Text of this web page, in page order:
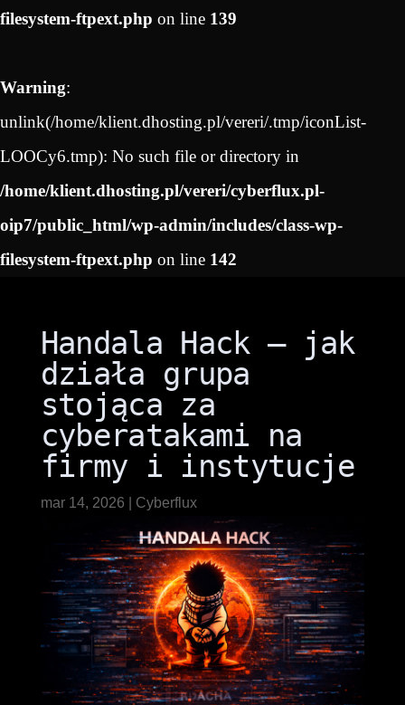
filesystem-ftpext.php on line 139
Warning:
unlink(/home/klient.dhosting.pl/vereri/.tmp/iconList-
LOOCy6.tmp): No such file or directory in
/home/klient.dhosting.pl/vereri/cyberflux.pl-
oip7/public_html/wp-admin/includes/class-wp-
filesystem-ftpext.php on line 142
Handala Hack – jak
działa grupa
stojąca za
cyberatakami na
firmy i instytucje
mar 14, 2026 Cyberflux